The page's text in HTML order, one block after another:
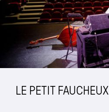
LE PETIT FAUCHEUX